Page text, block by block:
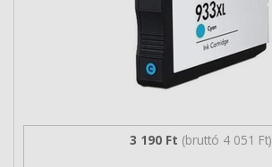
3 190 Ft (bruttó 4 051 Ft)